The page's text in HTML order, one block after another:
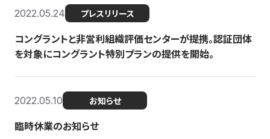
2022.05.24 プレスリリース
コングラントと非営利組織評価センターが提携。認証団体
を対象にコングラント特別プランの提供を開始。
2022.05.10 お知らせ
臨時休業のお知らせ